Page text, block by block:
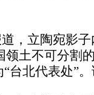
，立陶宛影子
土不可分割
台北代表处”